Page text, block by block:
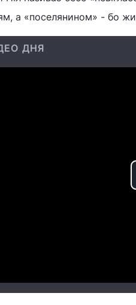
а «поселянином» - бо
ДНЯ